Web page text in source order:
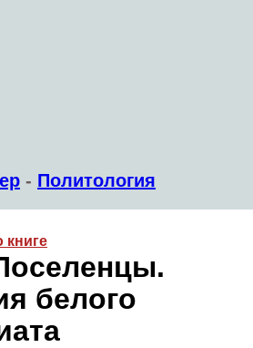
- Политология
книге
белого